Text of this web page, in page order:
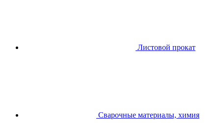
Листовой прокат
Сварочные материалы, химия